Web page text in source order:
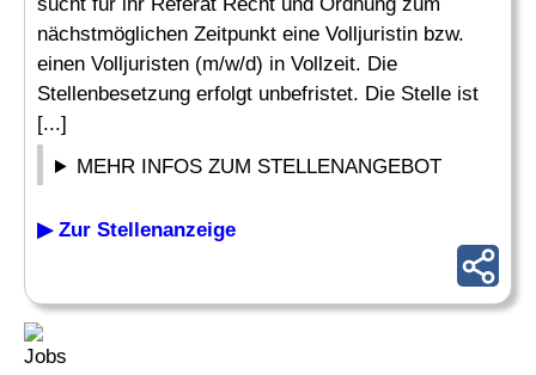
nächstmöglichen Zeitpunkt eine Volljuristin bzw.
einen Volljuristen (m/w/d) in Vollzeit. Die
Stellenbesetzung erfolgt unbefristet. Die Stelle ist
[...]
MEHR INFOS ZUM STELLENANGEBOT
▶ Zur Stellenanzeige